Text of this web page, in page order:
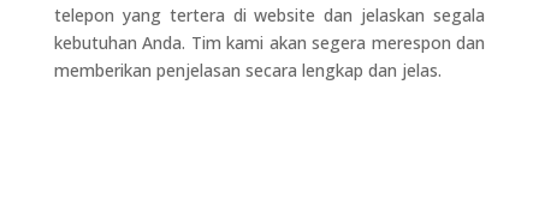
telepon yang tertera di website dan jelaskan segala
kebutuhan Anda. Tim kami akan segera merespon dan
memberikan penjelasan secara lengkap dan jelas.